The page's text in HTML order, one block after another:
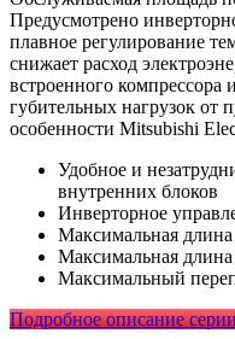
Предусмотрено
плавное регулирование
снижает расход
встроенного компрессора
губительных нагрузок от
особенности Mitsubishi
Удобное и
внутренних блоков
Инверторное
Максимальная
Максимальная
Максимальный
Подробное описание